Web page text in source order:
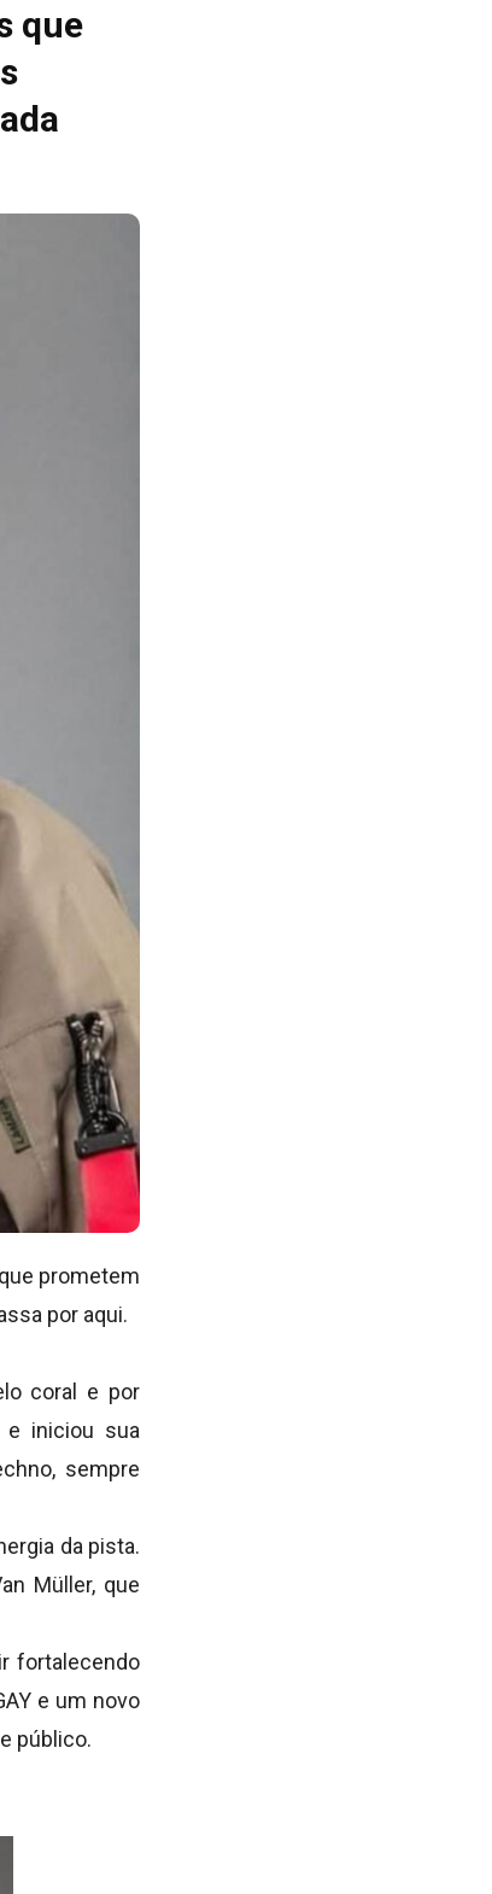
que
prometem
por aqui.
coral e por
e iniciou sua
sempre
da pista.
Müller, que
fortalecendo
e um novo
público.